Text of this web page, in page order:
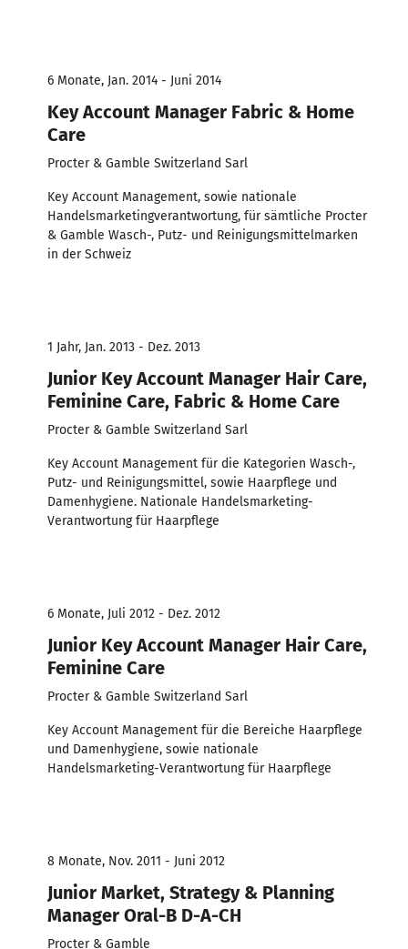
6 Monate, Jan. 2014 - Juni 2014
Key Account Manager Fabric & Home
Care
Procter & Gamble Switzerland Sarl
Key Account Management, sowie nationale
Handelsmarketingverantwortung, für sämtliche Procter
& Gamble Wasch-, Putz- und Reinigungsmittelmarken
in der Schweiz
1 Jahr, Jan. 2013 - Dez. 2013
Junior Key Account Manager Hair Care,
Feminine Care, Fabric & Home Care
Procter & Gamble Switzerland Sarl
Key Account Management für die Kategorien Wasch-,
Putz- und Reinigungsmittel, sowie Haarpflege und
Damenhygiene. Nationale Handelsmarketing-
Verantwortung für Haarpflege
6 Monate, Juli 2012 - Dez. 2012
Junior Key Account Manager Hair Care,
Feminine Care
Procter & Gamble Switzerland Sarl
Key Account Management für die Bereiche Haarpflege
und Damenhygiene, sowie nationale
Handelsmarketing-Verantwortung für Haarpflege
8 Monate, Nov. 2011 - Juni 2012
Junior Market, Strategy & Planning
Manager Oral-B D-A-CH
Procter & Gamble